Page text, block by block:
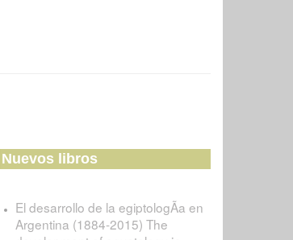
Nuevos libros
El desarrollo de la egiptologÃ­a en
Argentina (1884-2015) The